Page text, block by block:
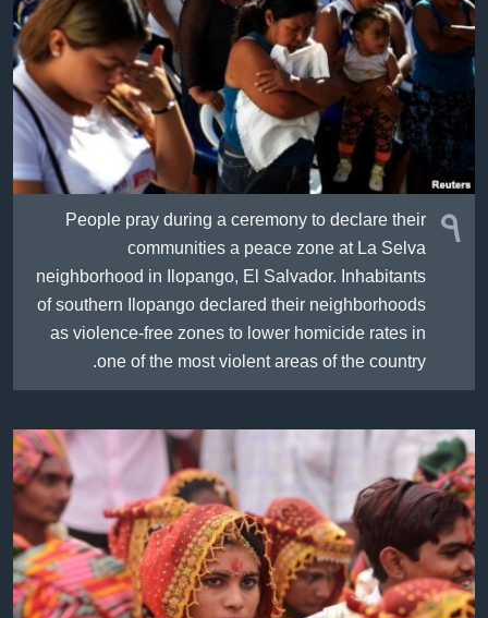
ژیان لە فەرهەنگدا
Learning English
FOLLOW US
٩ People pray during a ceremony to declare their
communities a peace zone at La Selva
neighborhood in Ilopango, El Salvador. Inhabitants
of southern Ilopango declared their neighborhoods
as violence-free zones to lower homicide rates in
one of the most violent areas of the country.